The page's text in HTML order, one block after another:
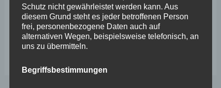
Klima uns als Stadt an die Seite der betroffenen
Menschen stellen und ihre Anliegen und Sorgen ernst
nehmen. Und gerade in diesen Zeiten ist das
Schutz nicht gewährleistet werden kann. Aus
diesem Grund steht es jeder betroffenen Person
frei, personenbezogene Daten auch auf
alternativen Wegen, beispielsweise telefonisch, an
uns zu übermitteln.
Begriffsbestimmungen